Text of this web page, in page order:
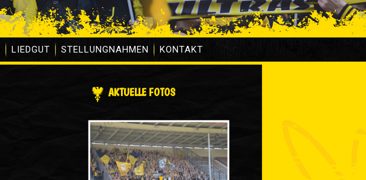
LIEDGUT STELLUNGNAHMEN KONTAKT
AKTUELLE FOTOS